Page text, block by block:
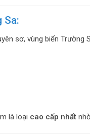
Sa:
sơ, vùng biển
là loại cao cấp nhất